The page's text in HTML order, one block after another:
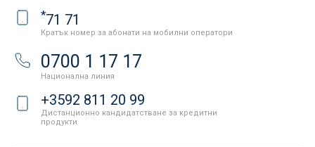
*71 71
Кратък номер за абонати на мобилни оператори
0700 1 17 17
Национална линия
+3592 811 20 99
Дистанционно кандидатстване за кредитни
продукти